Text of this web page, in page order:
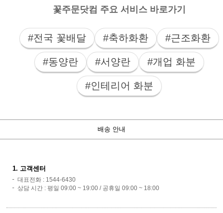
꽃주문닷컴 주요 서비스 바로가기
#전국 꽃배달 #축하화환 #근조화환
#동양란 #서양란 #개업 화분
#인테리어 화분
배송 안내
1. 고객센터
대표전화 : 1544-6430
상담 시간 : 평일 09:00 ~ 19:00 / 공휴일 09:00 ~ 18:00